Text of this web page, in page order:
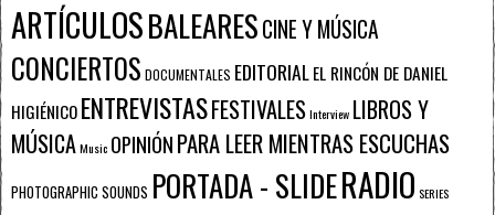
ARTÍCULOSBALEARESCINE Y MÚSICA
CONCIERTOS DOCUMENTALES EDITORIALEL RINCÓN DE DANIEL
HIGIÉNICOENTREVISTASFESTIVALESInterview LIBROS Y
MÚSICAMusic OPINIÓNPARA LEER MIENTRAS ESCUCHAS
PHOTOGRAPHIC SOUNDS PORTADA - SLIDERADIO SERIES